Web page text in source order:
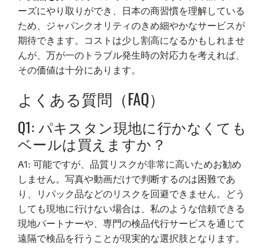
ーズにやり取りができ、日本の商習慣を理解している
ため、ジャパンクオリティのきめ細やかなサービスが
期待できます。コストは少し割高になるかもしれませ
んが、万が一のトラブル発生時の対応力を考えれば、
その価値は十分にあります。
よくある質問（FAQ）
Q1: パキスタン現地に行かなくても
ベールは買えますか？
A1: 可能ですが、品質リスクが非常に高いためお勧め
しません。写真や動画だけで判断するのは困難であ
り、リパック品などのリスクを回避できません。どう
しても現地に行けない場合は、私のような信頼できる
現地パートナーや、専門の検品代行サービスを通じて
遠隔で検品を行うことが現実的な選択肢となります。